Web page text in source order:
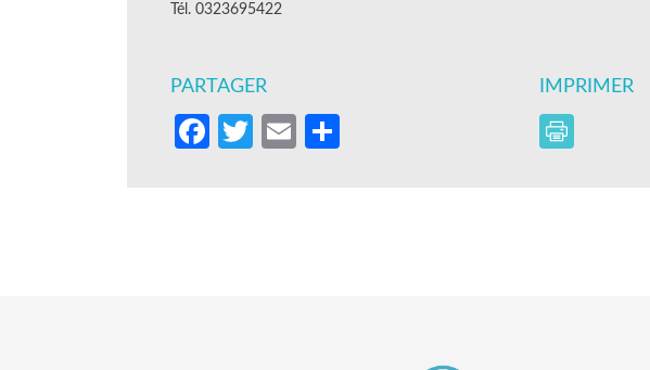
Tél. 0323695422
PARTAGER
Facebook
Twitter
Email
IMPRIMER